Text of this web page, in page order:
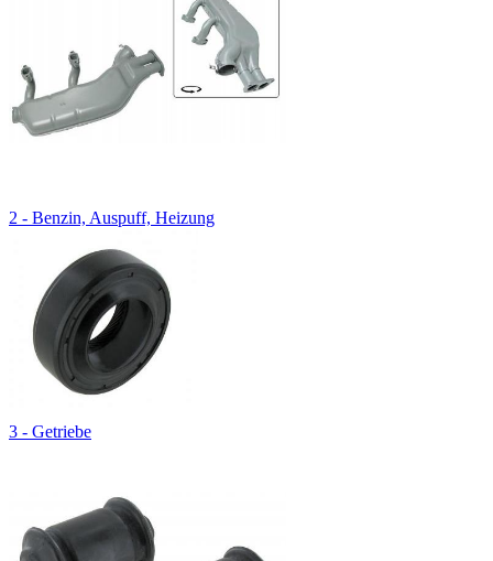
2 - Benzin, Auspuff, Heizung
3 - Getriebe